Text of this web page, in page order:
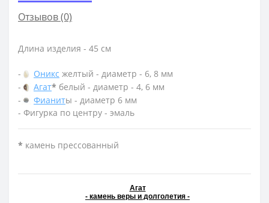
Отзывов (0)
Длина изделия - 45 см
- Оникс желтый - диаметр - 6, 8 мм
-
Агат* белый - диаметр - 4, 6 мм
-
Фианиты - диаметр 6 мм
- Фигурка по центру - эмаль
* камень прессованный
Агат
- камень веры и долголетия -